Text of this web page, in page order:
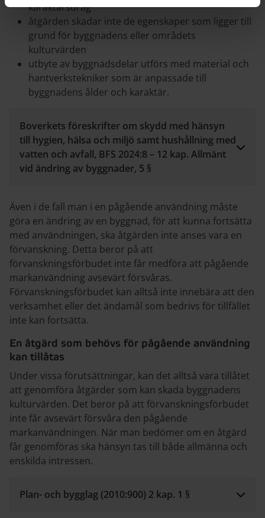
karaktärsdrag
åtgärden skadar inte de egenskaper som ligger till
grund för byggnadens eller områdets
kulturvärden
utbyte av byggnadsdelar utförs med material och
hantverkstekniker som är anpassade till
byggnadens ålder och karaktär.
Boverkets föreskrifter om skydd med hänsyn
till hygien, hälsa och miljö samt hushållning med
vatten och avfall, BFS 2024:8 – 12 kap. Allmänt
vid ändring av byggnader, 5 §
Även i de fall man i en pågående användning måste
göra en ändring av en byggnad, för att kunna fortsätta
med användningen, ska åtgärden inte anses vara en
förvanskning. Detta beror på att
förvanskningsförbudet inte får medföra att pågående
markanvändning avsevärt försvåras.
Förvanskningsförbudet kan alltså inte innebära att den
verksamhet eller det ändamål som bedrivs för tillfället
inte kan fortsätta.
En åtgärd som behövs för pågående användning
kan tillåtas
Under vissa förutsättningar, kan det alltså vara tillåtet
att genomföra åtgärder som kan skada byggnadens
kulturvärden. Det beror på att förvanskningsförbudet
inte får avsevärt försvåra den pågående
markanvändningen. När man bedömer om en åtgärd
får genomföras ska hänsyn tas till både allmänna och
enskilda intressen.
Plan- och bygglag (2010:900) 2 kap. 1 §